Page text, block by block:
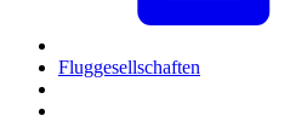
Fluggesellschaften